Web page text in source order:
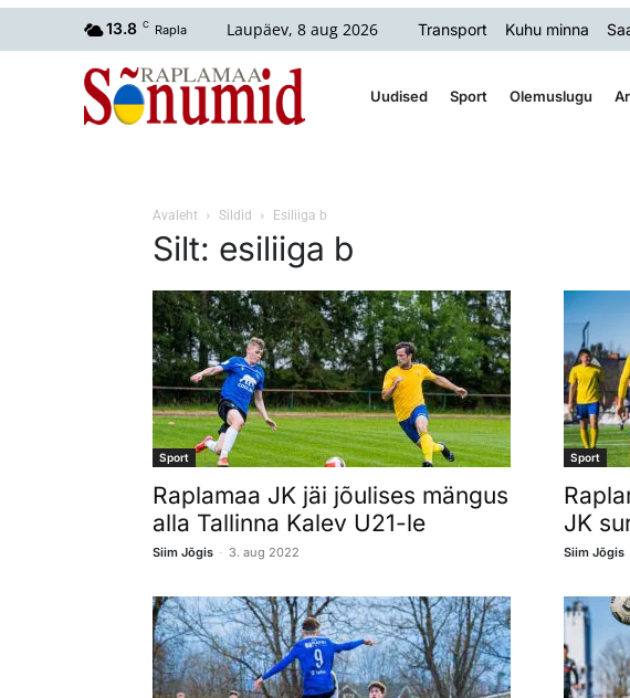
13.8 C Rapla Laupäev, 8 aug 2026 Transport Kuhu minna
Uudised Sport Olemuslugu
Avaleht Sildid Esiliiga b
Silt: esiliiga b
Sport
Raplamaa JK jäi jõulises mängus
alla Tallinna Kalev U21-le
Siim Jõgis - 3. aug 2022
Sport
JK
Siim Jõgis